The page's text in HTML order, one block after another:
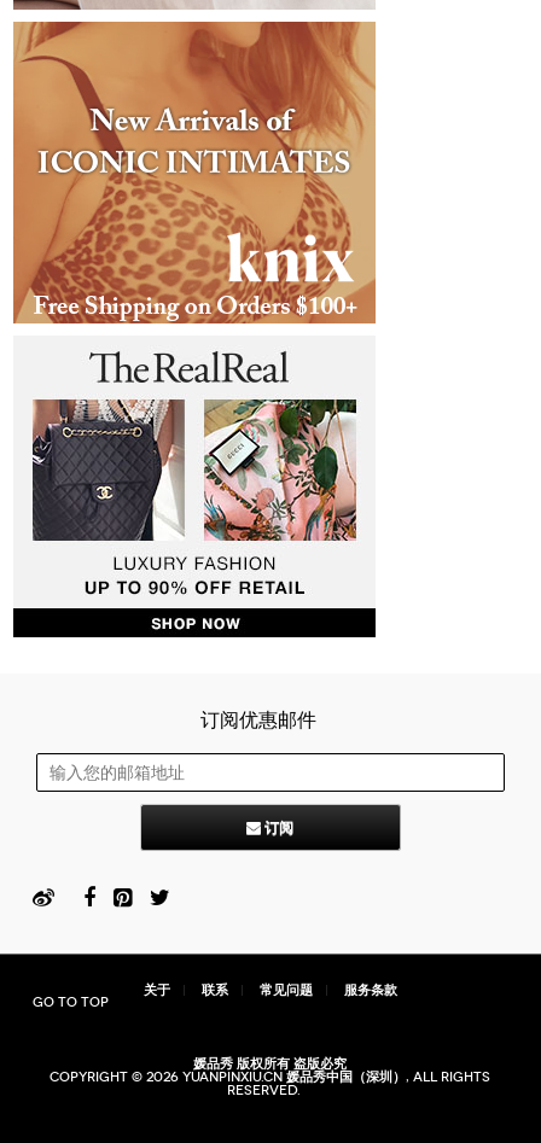
订阅优惠邮件
订阅
关于 联系 常见问题 服务条款
Go to top
媛品秀 版权所有 盗版必究
Copyright © 2026 yuanpinxiu.cn 媛品秀中国（深圳）, All rights
reserved.